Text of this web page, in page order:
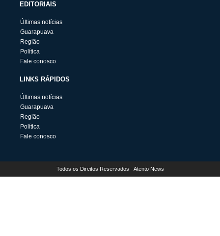
EDITORIAIS
Últimas notícias
Guarapuava
Região
Política
Fale conosco
LINKS RÁPIDOS
Últimas notícias
Guarapuava
Região
Política
Fale conosco
Todos os Direitos Reservados - Atento News